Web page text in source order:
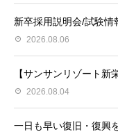
新卒採用説明会/試験情
2026.08.06
【サンサンリゾート新
2026.08.04
一日も早い復旧・復興